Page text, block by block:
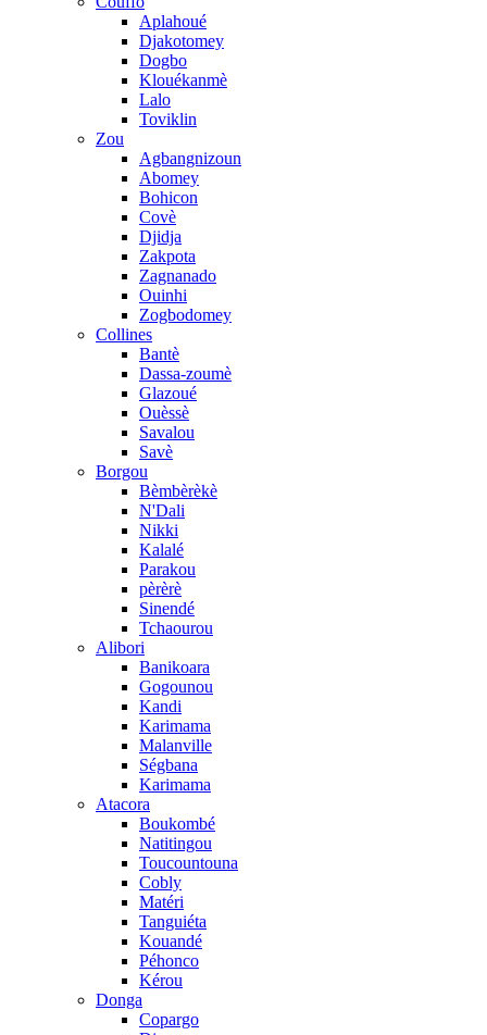
Aplahoué
Djakotomey
Dogbo
Klouékanmè
Lalo
Toviklin
Zou
Agbangnizoun
Abomey
Bohicon
Covè
Djidja
Zakpota
Zagnanado
Ouinhi
Zogbodomey
Collines
Bantè
Dassa-zoumè
Glazoué
Ouèssè
Savalou
Savè
Borgou
Bèmbèrèkè
N'Dali
Nikki
Kalalé
Parakou
pèrèrè
Sinendé
Tchaourou
Alibori
Banikoara
Gogounou
Kandi
Karimama
Malanville
Ségbana
Karimama
Atacora
Boukombé
Natitingou
Toucountouna
Cobly
Matéri
Tanguiéta
Kouandé
Péhonco
Kérou
Donga
Copargo